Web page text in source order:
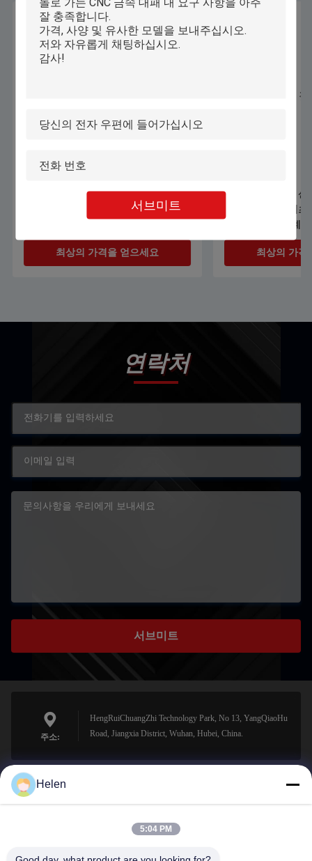
서브미트
1070nm 1000W 1500W 손잡이 레이저
용접 기계 스테인리스 스틸 알루미늄
최상의 가격을 얻으세요
자동 컴퓨터화된 산
속옷 브래시 티셔
류 패턴 절단 기계
최상의 가격
연락처
서브미트
주소:
HengRuiChuangZhi Technology Park, No 13, YangQiaoHu
Road, Jiangxia District, Wuhan, Hubei, China.
sales@perfectlaser.net
Helen
5:04 PM